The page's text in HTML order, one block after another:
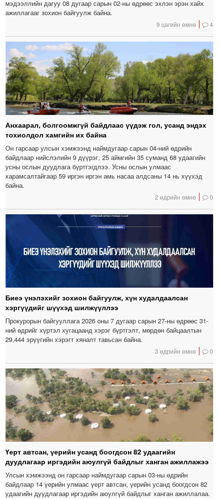
мэдээллийн дагуу 08 дугаар сарын 02-ны өдрөөс эхлэн эрэн хайх
ажиллагааг зохион байгуулж байна.
9 цагийн өмнө 4
Анхаарал, болгоомжгүй байдлаас үүдэж гол, усанд эндэх
тохиолдол хамгийн их байна
Он гарсаар улсын хэмжээнд наймдугаар сарын 04-ний өдрийн
байдлаар нийслэлийн 9 дүүрэг, 25 аймгийн 35 суманд 68 удаагийн
усны ослын дуудлага бүртгэгдлээ. Усны ослын улмаас
харамсалтайгаар 59 иргэн иргэн амь насаа алдсаны 14 нь хүүхэд
байна.
2 өдрийн өмнө 0
Биеэ үнэлэхийг зохион байгуулж, хүн худалдаалсан
хэргүүдийг шүүхэд шилжүүллээ
Прокурорын байгууллага 2026 оны 7 дугаар сарын 27-ны өдрөөс 31-
ний өдрийг хүртэл хугацаанд хэрэг бүртгэлт, мөрдөн байцаалтын
29,444 эрүүгийн хэрэгт хяналт тавьсан байна.
3 өдрийн өмнө 0
Үерт автсан, үерийн усанд боогдсон 82 удаагийн
дуудлагаар иргэдийн аюулгүй байдлыг ханган ажиллажээ
Улсын хэмжээнд он гарсаар наймдугаар сарын 03-ны өдрийн
байдлаар 14 үерийн улмаас үерт автсан, үерийн усанд боогдсон 82
удаагийн дуудлагаар иргэдийн аюулгүй байдлыг ханган ажиллалаа.